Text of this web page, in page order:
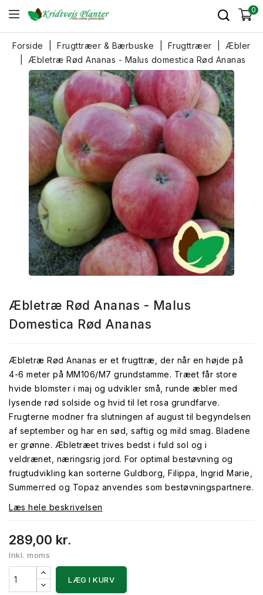
0
Forside Frugttræer & Bærbuske Frugttræer
Æbler
Æbletræ Rød Ananas - Malus domestica Rød Ananas
Æbletræ Rød Ananas - Malus
Domestica Rød Ananas
Æbletræ Rød Ananas er et frugttræ, der når en højde på
4-6 meter på MM106/M7 grundstamme. Træet får store
hvide blomster i maj og udvikler små, runde æbler med
lysende rød solside og hvid til let rosa grundfarve.
Frugterne modner fra slutningen af august til begyndelsen
af september og har en sød, saftig og mild smag. Bladene
er grønne. Æbletræet trives bedst i fuld sol og i
veldrænet, næringsrig jord. For optimal bestøvning og
frugtudvikling kan sorterne Guldborg, Filippa, Ingrid Marie,
Summerred og Topaz anvendes som bestøvningspartnere.
Læs hele beskrivelsen
289,00 kr.
Inkl. moms
LÆG I KURV